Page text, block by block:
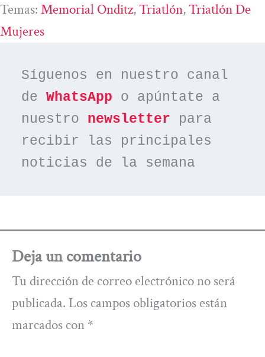
Temas: Memorial Onditz, Triatlón, Triatlón De
Mujeres
Síguenos en nuestro canal
de WhatsApp o apúntate a
nuestro newsletter para
recibir las principales
noticias de la semana
Deja un comentario
Tu dirección de correo electrónico no será
publicada. Los campos obligatorios están
marcados con *